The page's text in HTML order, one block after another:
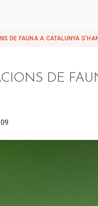
DE FAUNA A CATALUNYA
DE